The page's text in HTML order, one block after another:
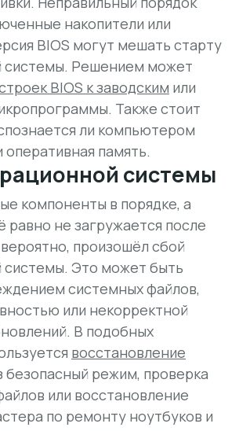
накопители или
BIOS могут мешать старту
системы. Решением может
BIOS к заводским или
Также стоит
ли компьютером
оперативная память.
системы
компоненты в порядке, а
равно не загружается после
произошёл сбой
системы. Это может быть
системных файлов,
или некорректной
В подобных
восстановление
безопасный режим, проверка
или восстановление
по ремонту ноутбуков и